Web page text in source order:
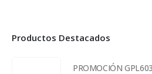
Productos Destacados
PROMOCIÓN